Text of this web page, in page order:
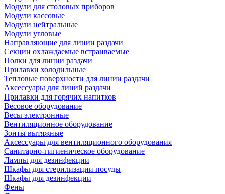
Модули для столовых приборов
Модули кассовые
Модули нейтральные
Модули угловые
Направляющие для линии раздачи
Секции охлаждаемые встраиваемые
Полки для линии раздачи
Прилавки холодильные
Тепловые поверхности для линии раздачи
Аксессуары для линий раздачи
Прилавки для горячих напитков
Весовое оборудование
Весы электронные
Вентиляционное оборудование
Зонты вытяжные
Аксессуары для вентиляционного оборудования
Санитарно-гигиеническое оборудование
Лампы для дезинфекции
Шкафы для стерилизации посуды
Шкафы для дезинфекции
Фены